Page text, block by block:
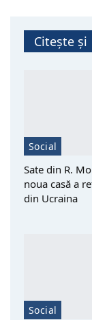
Citește și
Social
Sate din R.
noua casă a
din Ucraina
Social